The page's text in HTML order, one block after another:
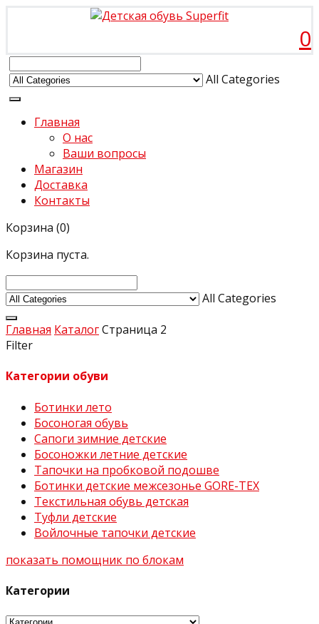
0
All Categories
Главная
О нас
Ваши вопросы
Магазин
Доставка
Контакты
Корзина (0)
Корзина пуста.
All Categories
Главная КаталогСтраница 2
Filter
Категории обуви
Ботинки лето
Босоногая обувь
Сапоги зимние детские
Босоножки летние детские
Тапочки на пробковой подошве
Ботинки детские межсезонье GORE-TEX
Текстильная обувь детская
Туфли детские
Войлочные тапочки детские
показать помощник по блокам
Категории